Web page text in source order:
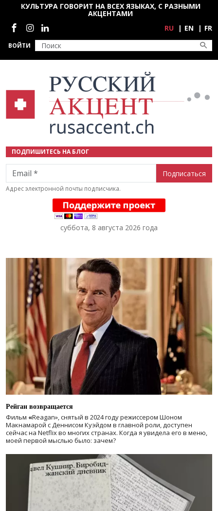
Перейти к основному содержанию
ВОЙТИ
КУЛЬТУРА ГОВОРИТ НА ВСЕХ ЯЗЫКАХ, С РАЗНЫМИ
АКЦЕНТАМИ
Социальные сети
RU EN FR
ПОДПИШИТЕСЬ НА БЛОГ
Email
Адрес электронной почты подписчика.
суббота, 8 августа 2026 года
Рейган возвращается
Фильм «Reagan», снятый в 2024 годурежиссером Шоном
Макнамарой с Деннисом Куэйдом в главной роли, доступен
сейчас на Netflix во многих странах. Когда я увидела его в меню,
моей первой мыслью было: зачем?